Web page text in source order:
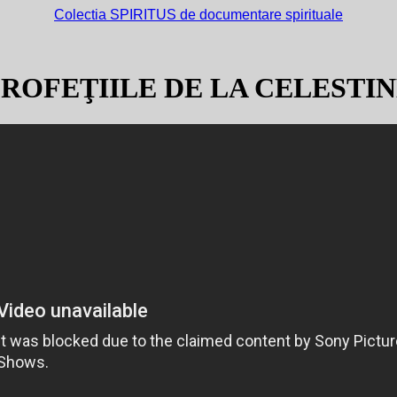
Colectia SPIRITUS de documentare spirituale
DE LA